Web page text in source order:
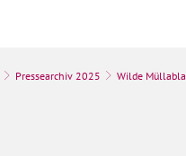
Pressearchiv 2025 Wilde